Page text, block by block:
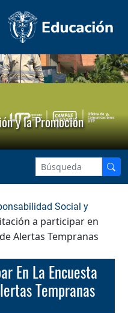
y la Promoción
Social y
a participar en
Alertas Tempranas
Tempranas